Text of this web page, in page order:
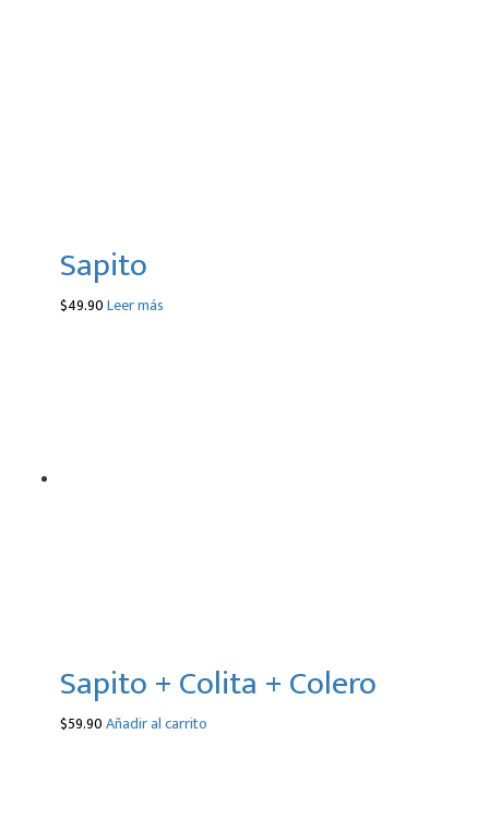
Sapito
$49.90Leer más
Sapito + Colita + Colero
$59.90Añadir al carrito